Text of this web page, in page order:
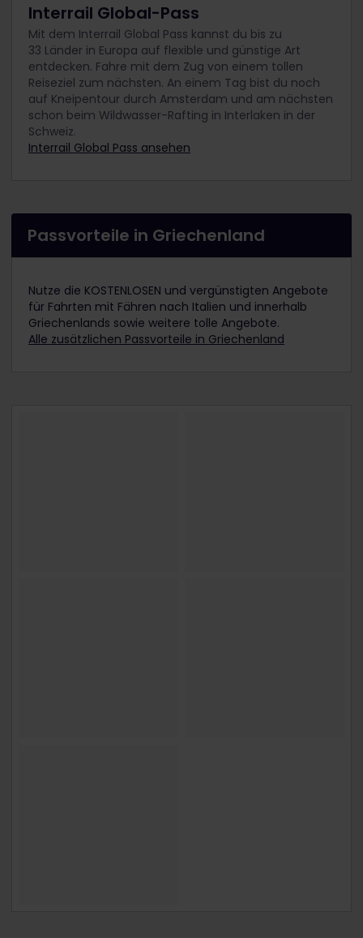
Interrail Global-Pass
Mit dem Interrail Global Pass kannst du bis zu
33 Länder in Europa auf flexible und günstige Art
entdecken. Fahre mit dem Zug von einem tollen
Reiseziel zum nächsten. An einem Tag bist du noch
auf Kneipentour durch Amsterdam und am nächsten
schon beim Wildwasser-Rafting in Interlaken in der
Schweiz.
Interrail Global Pass ansehen
Passvorteile in Griechenland
Nutze die KOSTENLOSEN und vergünstigten Angebote
für Fahrten mit Fähren nach Italien und innerhalb
Griechenlands sowie weitere tolle Angebote.
Alle zusätzlichen Passvorteile in Griechenland